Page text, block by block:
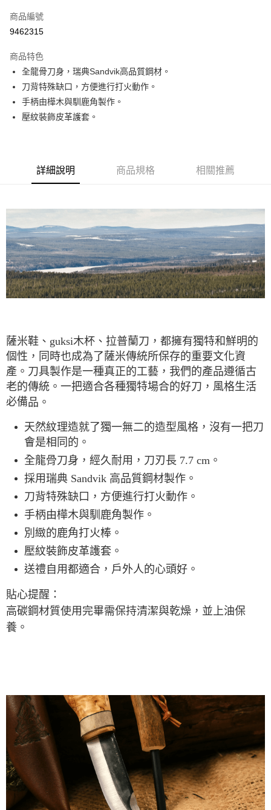
合作金庫商業銀行
上海商業儲蓄銀行
臺灣中小企業銀行
匯豐（台灣）商業銀行
華泰商業銀行
聯邦商業銀行
遠東國際商業銀行
元大商業銀行
玉山商業銀行
超商取貨付款
LINE Pay
Apple Pay
ATM付款
運送方式
付款後全家取貨
每筆NT$60，滿NT$490(含以上)免運費
7-11取貨付款
每筆NT$60，滿NT$490(含以上)免運費
付款後7-11取貨
每筆NT$60，滿NT$490(含以上)免運費
宅配
每筆NT$80，滿NT$490(含以上)免運費
付款後門市自取
免運費
商品編號
9462315
商品特色
全龍骨刀身，瑞典Sandvik高品質鋼材。
刀背特殊缺口，方便進行打火動作。
手柄由樺木與馴鹿角製作。
壓紋裝飾皮革護套。
詳細說明 商品規格 相關推薦
薩米鞋、guksi木杯、拉普蘭刀，都擁有獨特和鮮明的
個性，同時也成為了薩米傳統所保存的重要文化資
產。刀具製作是一種真正的工藝，我們的產品遵循古
老的傳統。一把適合各種獨特場合的好刀，風格生活
必備品。
天然紋理造就了獨一無二的造型風格，沒有一把刀
會是相同的。
全龍骨刀身，經久耐用，刀刃長 7.7 cm。
採用瑞典 Sandvik 高品質鋼材製作。
刀背特殊缺口，方便進行打火動作。
手柄由樺木與馴鹿角製作。
別緻的鹿角打火棒。
壓紋裝飾皮革護套。
送禮自用都適合，戶外人的心頭好。
貼心提醒：
高碳鋼材質使用完畢需保持清潔與乾燥，並上油保
養。